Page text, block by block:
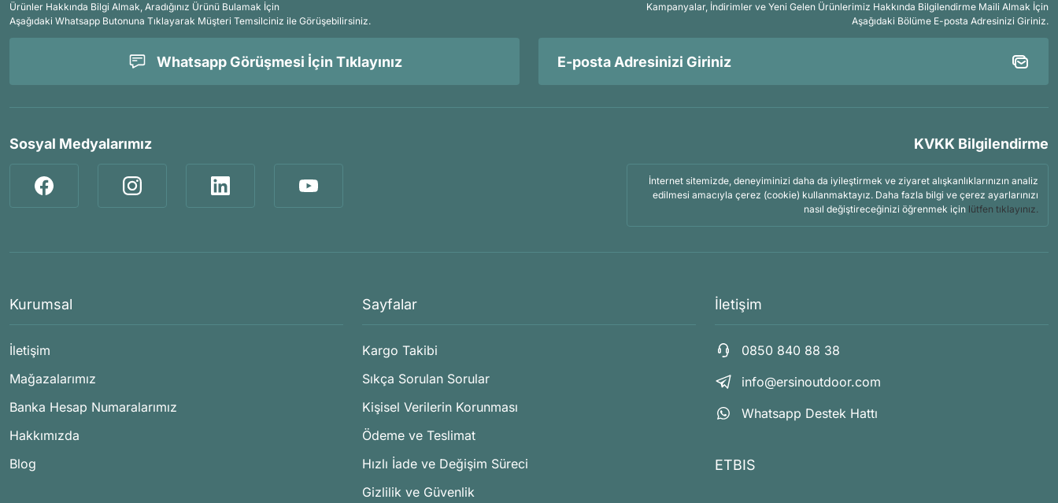
Ürünler Hakkında Bilgi Almak, Aradığınız Ürünü Bulamak İçin
Aşağıdaki Whatsapp Butonuna Tıklayarak Müşteri Temsilciniz ile Görüşebilirsiniz.
Whatsapp Görüşmesi İçin Tıklayınız
Kampanyalar, İndirimler ve Yeni Gelen Ürünlerimiz Hakkında Bilgilendirme Maili Almak İçin
Aşağıdaki Bölüme E-posta Adresinizi Giriniz.
Sosyal Medyalarımız KVKK Bilgilendirme
İnternet sitemizde, deneyiminizi daha da iyileştirmek ve ziyaret alışkanlıklarınızın analiz
edilmesi amacıyla çerez (cookie) kullanmaktayız. Daha fazla bilgi ve çerez ayarlarınızı
nasıl değiştireceğinizi öğrenmek için lütfen tıklayınız.
Kurumsal
İletişim
Mağazalarımız
Banka Hesap Numaralarımız
Hakkımızda
Blog
Sayfalar
Kargo Takibi
Sıkça Sorulan Sorular
Kişisel Verilerin Korunması
Ödeme ve Teslimat
Hızlı İade ve Değişim Süreci
Gizlilik ve Güvenlik
İletişim
0850 840 88 38
info@ersinoutdoor.com
Whatsapp Destek Hattı
ETBIS